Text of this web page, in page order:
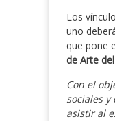
Los
uno
que pone
de Arte
Con el
sociales
asistir al